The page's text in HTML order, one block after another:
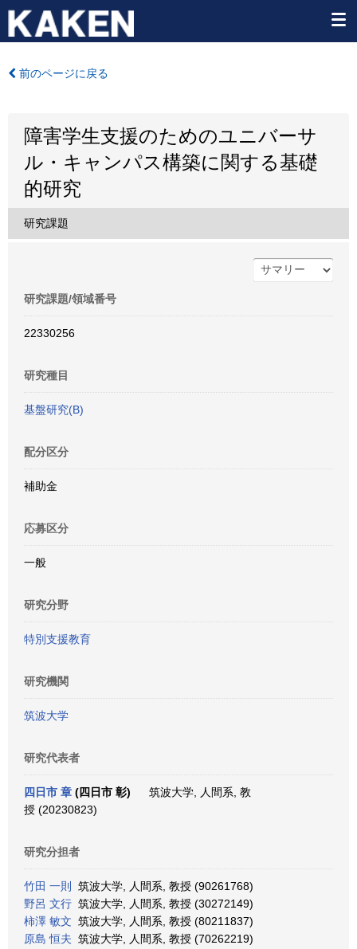
前のページに戻る
障害学生支援のためのユニバーサ
ル・キャンパス構築に関する基礎
的研究
研究課題
研究課題/領域番号
22330256
研究種目
基盤研究(B)
配分区分
補助金
応募区分
一般
研究分野
特別支援教育
研究機関
筑波大学
研究代表者
四日市 章 (四日市 彰)
筑波大学, 人間系, 教
授 (20230823)
研究分担者
竹田 一則
筑波大学, 人間系, 教授 (90261768)
野呂 文行 筑波大学, 人間系, 教授 (30272149)
柿澤 敏文 筑波大学, 人間系, 教授 (80211837)
原島 恒夫 筑波大学, 人間系, 教授 (70262219)